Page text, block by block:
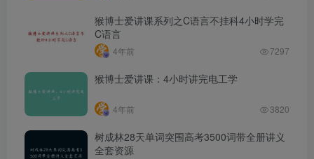
猴博士爱讲课系列之C语言不挂科4小时学完
C语言
4年前 7297
猴博士爱讲课：4小时讲完电工学
4年前 3820
树成林28天单词突围高考3500词带全册讲义
全套资源